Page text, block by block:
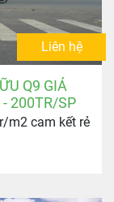
Liên hệ
Q9 GIÁ
200TR/SP
m2 cam kết rẻ